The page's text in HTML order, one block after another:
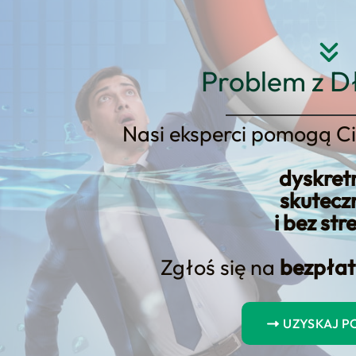
Problem z
Nasi eksperci pomogą
i bez
Zgłoś się na
UZYSKAJ
Strona główna O nas
kwalifikacyjne i